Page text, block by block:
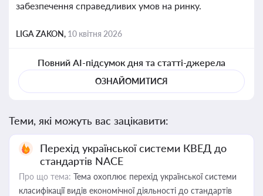
забезпечення справедливих умов на ринку.
LIGA ZAKON, 10 квітня 2026
Повний AI-підсумок дня та статті-джерела
ОЗНАЙОМИТИСЯ
Теми, які можуть вас зацікавити:
Перехід української системи КВЕД до
стандартів NACE
Про що тема: Тема охоплює перехід української системи
класифікації видів економічної діяльності до стандартів